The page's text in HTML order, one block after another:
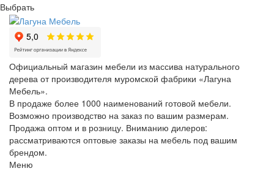
Выбрать
Официальный магазин мебели из массива натурального
дерева от производителя муромской фабрики «Лагуна
Мебель».
В продаже более 1000 наименований готовой мебели.
Возможно производство на заказ по вашим размерам.
Продажа оптом и в розницу. Вниманию дилеров:
рассматриваются оптовые заказы на мебель под вашим
брендом.
Меню